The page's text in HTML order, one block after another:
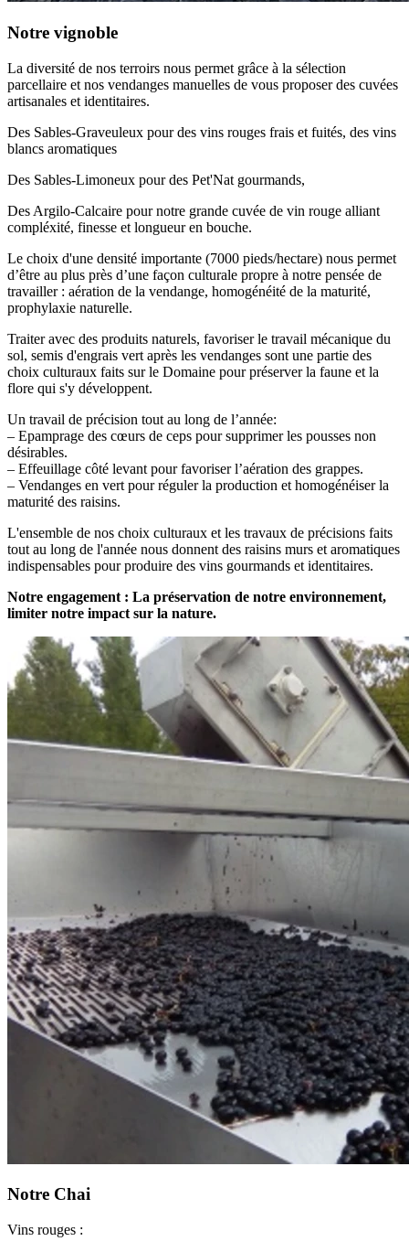
Notre vignoble
La diversité de nos terroirs nous permet grâce à la sélection
parcellaire et nos vendanges manuelles de vous proposer des cuvées
artisanales et identitaires.
Des Sables-Graveuleux pour des vins rouges frais et fuités, des vins
blancs aromatiques
Des Sables-Limoneux pour des Pet'Nat gourmands,
Des Argilo-Calcaire pour notre grande cuvée de vin rouge alliant
compléxité, finesse et longueur en bouche.
Le choix d'une densité importante (7000 pieds/hectare) nous permet
d’être au plus près d’une façon culturale propre à notre pensée de
travailler : aération de la vendange, homogénéité de la maturité,
prophylaxie naturelle.
Traiter avec des produits naturels, favoriser le travail mécanique du
sol, semis d'engrais vert après les vendanges sont une partie des
choix culturaux faits sur le Domaine pour préserver la faune et la
flore qui s'y développent.
Un travail de précision tout au long de l’année:
– Epamprage des cœurs de ceps pour supprimer les pousses non
désirables.
– Effeuillage côté levant pour favoriser l’aération des grappes.
– Vendanges en vert pour réguler la production et homogénéiser la
maturité des raisins.
L'ensemble de nos choix culturaux et les travaux de précisions faits
tout au long de l'année nous donnent des raisins murs et aromatiques
indispensables pour produire des vins gourmands et identitaires.
Notre engagement : La préservation de notre environnement,
limiter notre impact sur la nature.
Notre Chai
Vins rouges :